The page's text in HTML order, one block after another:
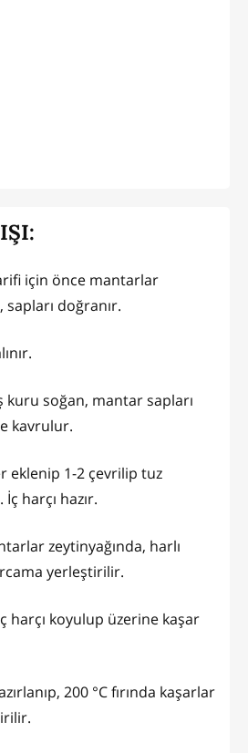
için önce mantarlar
sapları doğranır.
kuru soğan, mantar sapları
kavrulur.
eklenip 1-2 çevrilip tuz
harçı hazır.
zeytinyağında, harlı
yerleştirilir.
harçı koyulup üzerine kaşar
200 °C fırında kaşarlar